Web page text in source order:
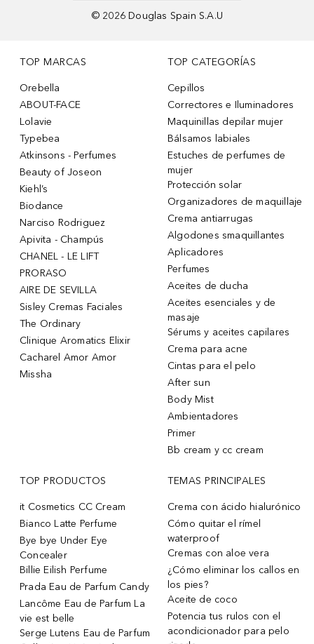
© 2026 Douglas Spain S.A.U
TOP MARCAS
Orebella
ABOUT-FACE
Lolavie
Typebea
Atkinsons - Perfumes
Beauty of Joseon
Kiehl’s
Biodance
Narciso Rodriguez
Apivita - Champús
CHANEL - LE LIFT
PRORASO
AIRE DE SEVILLA
Sisley Cremas Faciales
The Ordinary
Clinique Aromatics Elixir
Cacharel Amor Amor
Missha
TOP CATEGORÍAS
Cepillos
Correctores e Iluminadores
Maquinillas depilar mujer
Bálsamos labiales
Estuches de perfumes de
mujer
Protección solar
Organizadores de maquillaje
Crema antiarrugas
Algodones smaquillantes
Aplicadores
Perfumes
Aceites de ducha
Aceites esenciales y de
masaje
Sérums y aceites capilares
Crema para acne
Cintas para el pelo
After sun
Body Mist
Ambientadores
Primer
Bb cream y cc cream
TOP PRODUCTOS
it Cosmetics CC Cream
Bianco Latte Perfume
Bye bye Under Eye
Concealer
Billie Eilish Perfume
Prada Eau de Parfum Candy
Lancôme Eau de Parfum La
vie est belle
Serge Lutens Eau de Parfum
TEMAS PRINCIPALES
Crema con ácido hialurónico
Cómo quitar el rímel
waterproof
Cremas con aloe vera
¿Cómo eliminar los callos en
los pies?
Aceite de coco
Potencia tus rulos con el
acondicionador para pelo